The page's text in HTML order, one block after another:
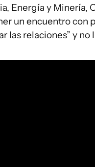
Energía y Minería,
un encuentro con
las relaciones” y